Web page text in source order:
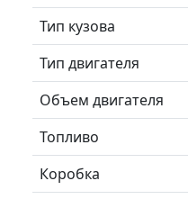
Тип кузова
Тип двигателя
Объем двигателя
Топливо
Коробка